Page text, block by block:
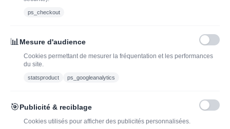
J'ADOPTEUNVIN
J'ai lu et j'accepte les conditions générales de vente
ps_checkout
📊 Mesure d'audience
Cookies permettant de mesurer la fréquentation et les performances
du site.
statsproduct ps_googleanalytics
🎯Publicité & reciblage
Cookies utilisés pour afficher des publicités personnalisées.